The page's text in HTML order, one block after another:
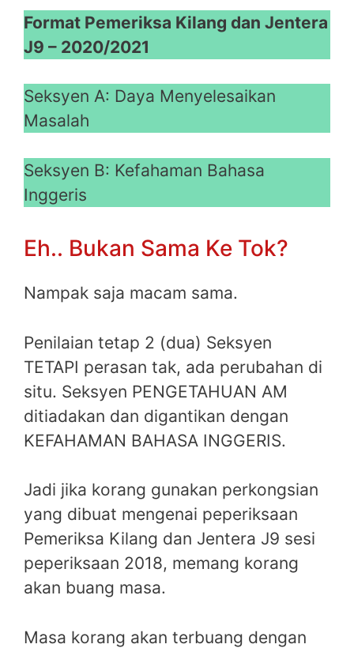
Format Pemeriksa Kilang dan Jentera
J9 – 2020/2021
Seksyen A: Daya Menyelesaikan
Masalah
Seksyen B: Kefahaman Bahasa
Inggeris
Eh.. Bukan Sama Ke Tok?
Nampak saja macam sama.
Penilaian tetap 2 (dua) Seksyen
TETAPI perasan tak, ada perubahan di
situ. Seksyen PENGETAHUAN AM
ditiadakan dan digantikan dengan
KEFAHAMAN BAHASA INGGERIS.
Jadi jika korang gunakan perkongsian
yang dibuat mengenai peperiksaan
Pemeriksa Kilang dan Jentera J9 sesi
peperiksaan 2018, memang korang
akan buang masa.
Masa korang akan terbuang dengan